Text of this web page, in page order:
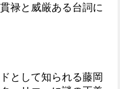
禄と威厳ある台詞に
として知られる藤岡